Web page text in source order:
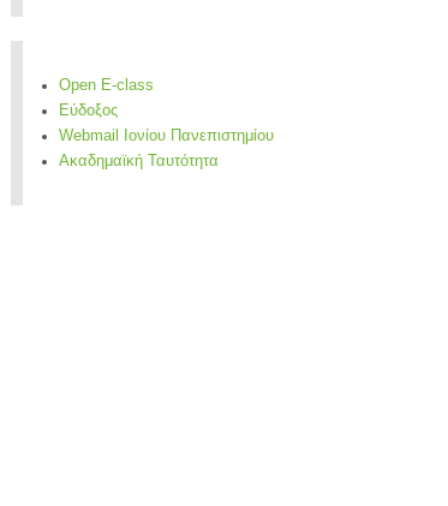
Open E-class
Εύδοξος
Webmail Ιονίου Πανεπιστημίου
Ακαδημαϊκή Ταυτότητα